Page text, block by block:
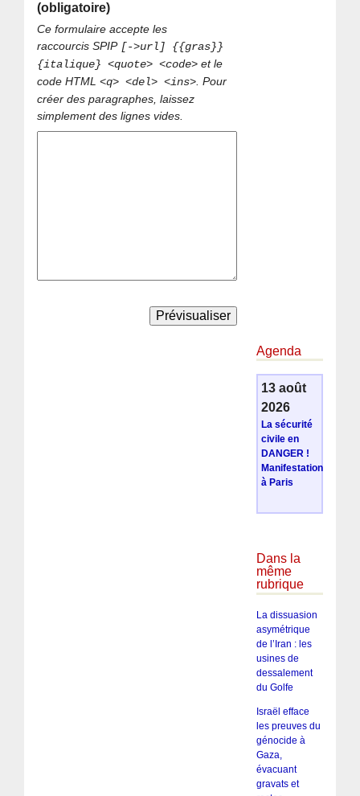
(obligatoire)
Ce formulaire accepte les
raccourcis SPIP [->url] {{gras}}
{italique} <quote> <code> et le
code HTML<q> <del> <ins>. Pour
créer des paragraphes, laissez
simplement des lignes vides.
Agenda
13 août
2026
La sécurité
civile en
DANGER !
Manifestation
à Paris
Dans la
même
rubrique
La dissuasion
asymétrique
de l’Iran : les
usines de
dessalement
du Golfe
Israël efface
les preuves du
génocide à
Gaza,
évacuant
gravats et